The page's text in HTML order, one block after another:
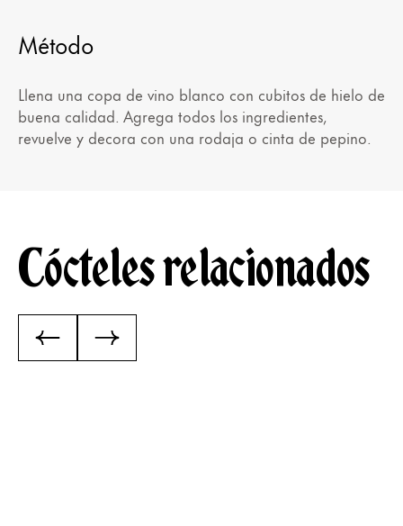
Método
Llena una copa de vino blanco con cubitos de hielo de
buena calidad. Agrega todos los ingredientes,
revuelve y decora con una rodaja o cinta de pepino.
Cócteles relacionados